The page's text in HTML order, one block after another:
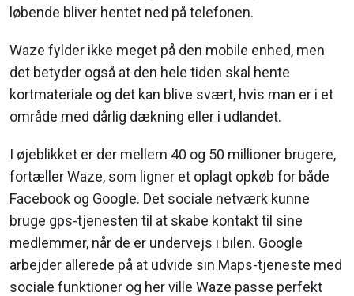
løbende bliver hentet ned på telefonen.
Waze fylder ikke meget på den mobile enhed, men
det betyder også at den hele tiden skal hente
kortmateriale og det kan blive svært, hvis man er i et
område med dårlig dækning eller i udlandet.
I øjeblikket er der mellem 40 og 50 millioner brugere,
fortæller Waze, som ligner et oplagt opkøb for både
Facebook og Google. Det sociale netværk kunne
bruge gps-tjenesten til at skabe kontakt til sine
medlemmer, når de er undervejs i bilen. Google
arbejder allerede på at udvide sin Maps-tjeneste med
sociale funktioner og her ville Waze passe perfekt